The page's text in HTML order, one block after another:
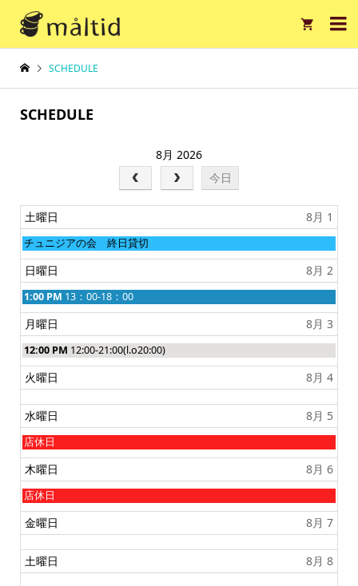

SCHEDULE
SCHEDULE
8月 2026
今日
土曜日 8月 1
土
曜
日
,
8
月
1
s
t
2
0
2
チュニジアの会 終日貸切
日曜日 8月 2
日
曜
日
,
8
月
2
n
2
0
2
6
1:00 PM 13：00-18：00
月曜日 8月 3
月
曜
日
,
月
3
r
d
2
0
2
6
12:00 PM 12:00-21:00(l.o20:00)
火曜日 8月 4
水曜日 8月 5
水
曜
日
,
8
月
5
t
0
店休日
木曜日 8月 6
木
曜
日
,
月
6
店休日
金曜日 8月 7
土曜日 8月 8